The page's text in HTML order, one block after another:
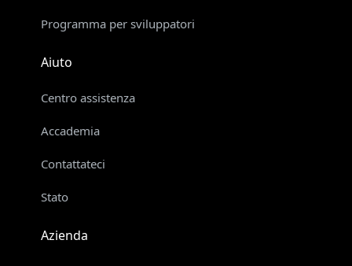
Programma per sviluppatori
Aiuto
Centro assistenza
Accademia
Contattateci
Stato
Azienda